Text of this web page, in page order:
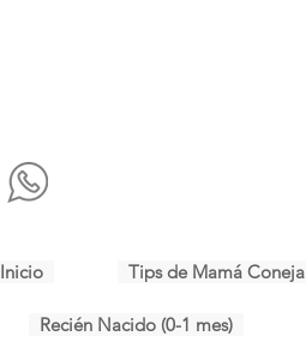
Inicio Tips de Mamá Coneja
Recién Nacido (0-1 mes)